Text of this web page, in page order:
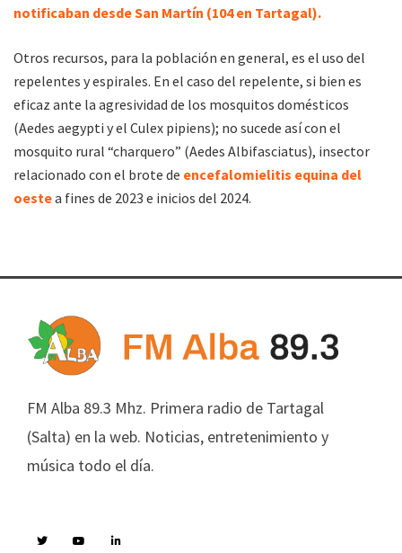
notificaban desde San Martín (104 en Tartagal).
Otros recursos, para la población en general, es el uso del
repelentes y espirales. En el caso del repelente, si bien es
eficaz ante la agresividad de los mosquitos domésticos
(Aedes aegypti y el Culex pipiens); no sucede así con el
mosquito rural “charquero” (Aedes Albifasciatus), insector
relacionado con el brote de encefalomielitis equina del
oestea fines de 2023 e inicios del 2024.
FM Alba 89.3 Mhz. Primera radio de Tartagal
(Salta) en la web. Noticias, entretenimiento y
música todo el día.